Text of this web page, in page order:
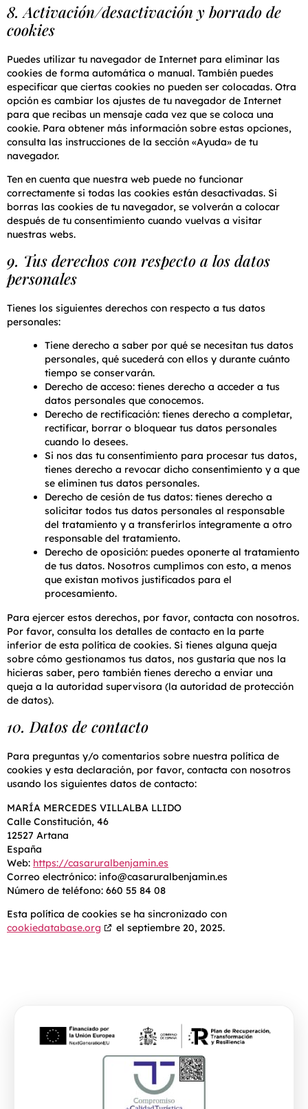
8. Activación/desactivación y borrado de
cookies
Puedes utilizar tu navegador de Internet para eliminar las
cookies de forma automática o manual. También puedes
especificar que ciertas cookies no pueden ser colocadas. Otra
opción es cambiar los ajustes de tu navegador de Internet
para que recibas un mensaje cada vez que se coloca una
cookie. Para obtener más información sobre estas opciones,
consulta las instrucciones de la sección «Ayuda» de tu
navegador.
Ten en cuenta que nuestra web puede no funcionar
correctamente si todas las cookies están desactivadas. Si
borras las cookies de tu navegador, se volverán a colocar
después de tu consentimiento cuando vuelvas a visitar
nuestras webs.
9. Tus derechos con respecto a los datos
personales
Tienes los siguientes derechos con respecto a tus datos
personales:
Tiene derecho a saber por qué se necesitan tus datos
personales, qué sucederá con ellos y durante cuánto
tiempo se conservarán.
Derecho de acceso: tienes derecho a acceder a tus
datos personales que conocemos.
Derecho de rectificación: tienes derecho a completar,
rectificar, borrar o bloquear tus datos personales
cuando lo desees.
Si nos das tu consentimiento para procesar tus datos,
tienes derecho a revocar dicho consentimiento y a que
se eliminen tus datos personales.
Derecho de cesión de tus datos: tienes derecho a
solicitar todos tus datos personales al responsable
del tratamiento y a transferirlos íntegramente a otro
responsable del tratamiento.
Derecho de oposición: puedes oponerte al tratamiento
de tus datos. Nosotros cumplimos con esto, a menos
que existan motivos justificados para el
procesamiento.
Para ejercer estos derechos, por favor, contacta con nosotros.
Por favor, consulta los detalles de contacto en la parte
inferior de esta política de cookies. Si tienes alguna queja
sobre cómo gestionamos tus datos, nos gustaría que nos la
hicieras saber, pero también tienes derecho a enviar una
queja a la autoridad supervisora (la autoridad de protección
de datos).
10. Datos de contacto
Para preguntas y/o comentarios sobre nuestra política de
cookies y esta declaración, por favor, contacta con nosotros
usando los siguientes datos de contacto:
MARÍA MERCEDES VILLALBA LLIDO
Calle Constitución, 46
12527 Artana
España
Web: https://casaruralbenjamin.es
Correo electrónico: info@casaruralbenjamin.es
Número de teléfono: 660 55 84 08
Esta política de cookies se ha sincronizado con
cookiedatabase.org
el septiembre 20, 2025.